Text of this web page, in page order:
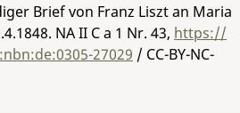
Brief von Franz Liszt an Maria
NA II C a 1 Nr. 43, https://
27029 / CC-BY-NC-